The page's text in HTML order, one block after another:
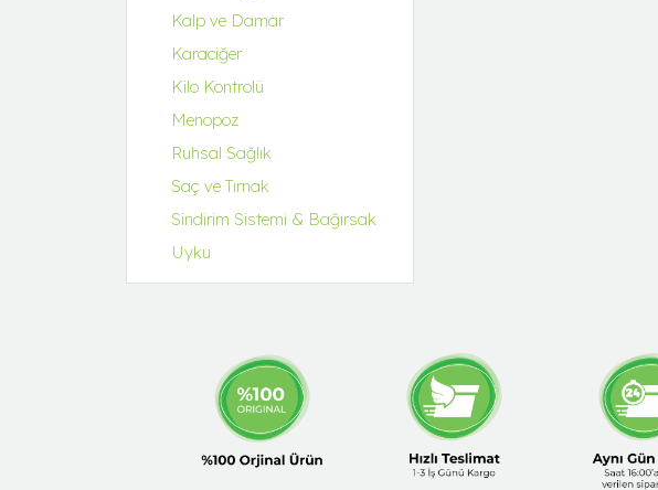
Kalp ve Damar
Karaciğer
Kilo Kontrolü
Menopoz
Ruhsal Sağlık
Saç ve Tırnak
Sindirim Sistemi & Bağırsak
Uyku